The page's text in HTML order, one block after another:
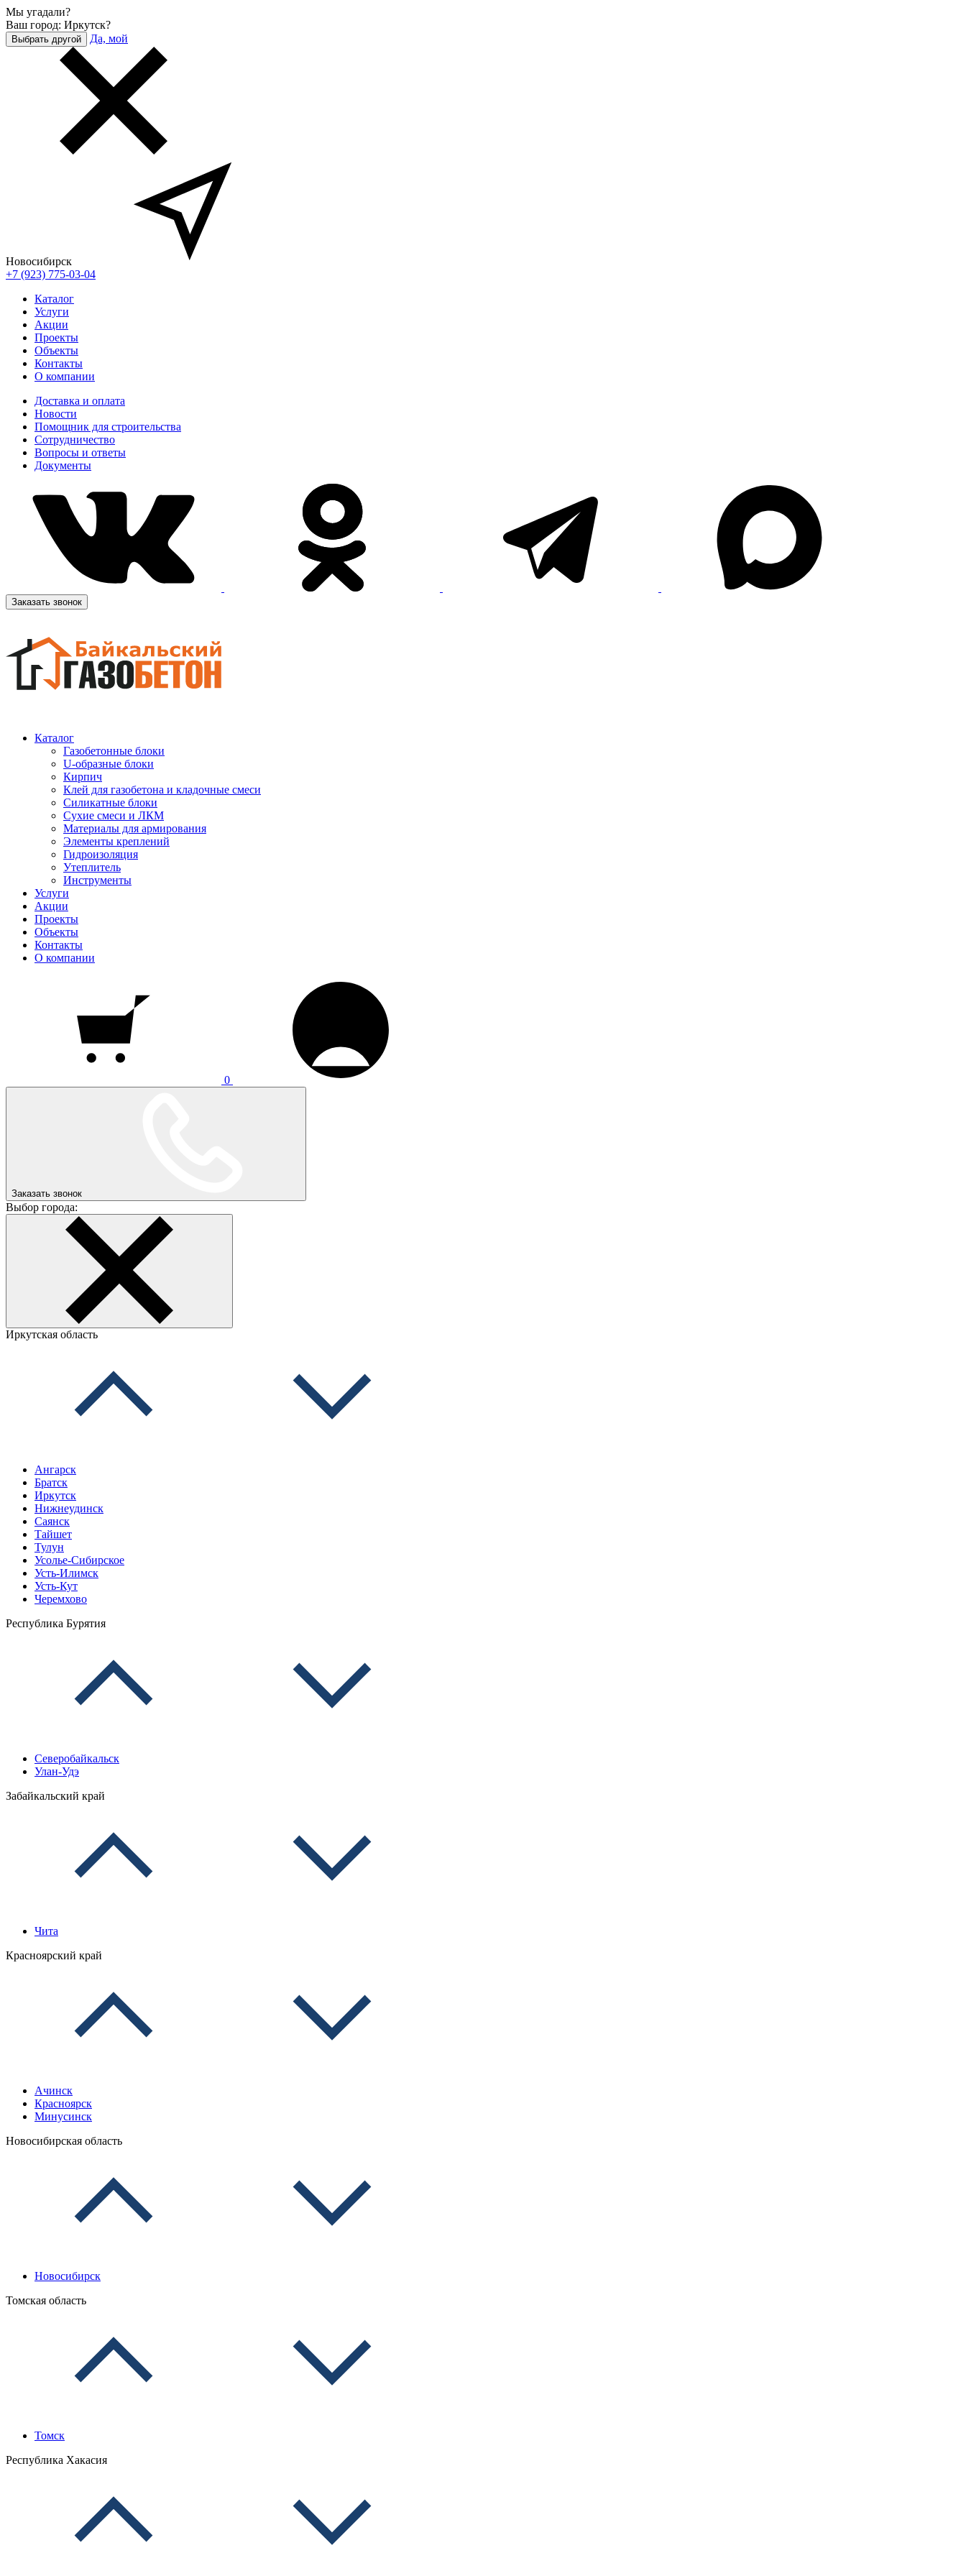
Мы угадали?
Ваш город: Иркутск?
Выбрать другой Да, мой
Новосибирск
+7 (923) 775-03-04
Каталог
Услуги
Акции
Проекты
Объекты
Контакты
О компании
Доставка и оплата
Новости
Помощник для строительства
Сотрудничество
Вопросы и ответы
Документы
Заказать звонок
Каталог
Газобетонные блоки
U-образные блоки
Кирпич
Клей для газобетона и кладочные смеси
Силикатные блоки
Сухие смеси и ЛКМ
Материалы для армирования
Элементы креплений
Гидроизоляция
Утеплитель
Инструменты
Услуги
Акции
Проекты
Объекты
Контакты
О компании
0
Заказать звонок
Выбор города:
Иркутская область
Ангарск
Братск
Иркутск
Нижнеудинск
Саянск
Тайшет
Тулун
Усолье-Сибирское
Усть-Илимск
Усть-Кут
Черемхово
Республика Бурятия
Северобайкальск
Улан-Удэ
Забайкальский край
Чита
Красноярский край
Ачинск
Красноярск
Минусинск
Новосибирская область
Новосибирск
Томская область
Томск
Республика Хакасия